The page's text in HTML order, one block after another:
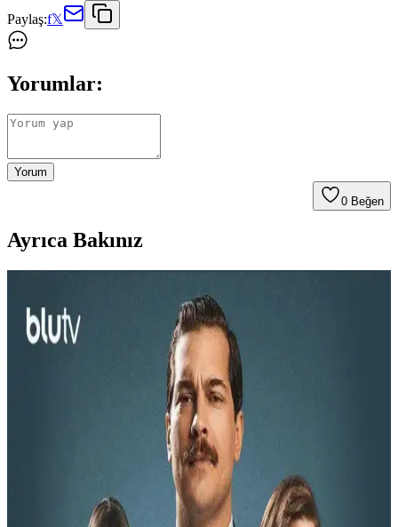
Paylaş:f𝕏
Yorumlar:
Yorum
0 Beğen
Ayrıca Bakınız
TCL OLED TV: Gelişmiş Görüntü Kalitesi ve
Yenilikçi Teknolojilerle Televizyon Deneyimi
TCL OLED TV, üstün görüntü kalitesi, enerji verimliliği ve gelişmiş
özellikleriyle evde sinema deneyimini yeniden tanımlıyor. Yenilikçi
teknolojileri ve kullanıcı odaklı tasarımıyla öne çıkıyor.
Plazma Ekranlar: Yüksek Görüntü Kalitesi ve Renk
Doğruluğu Sunan Teknoloji
Plazma ekranlar, yüksek kontrast ve renk yelpazesi ile öne çıkar.
Hareketli görüntülerde üstün performans sağlar, film ve spor
yayınlarında tercih edilir. Teknolojik gelişmelerle birlikte kullanımı
azalmakla birlikte, belirli alanlarda tercih edilmeye devam ediyor.